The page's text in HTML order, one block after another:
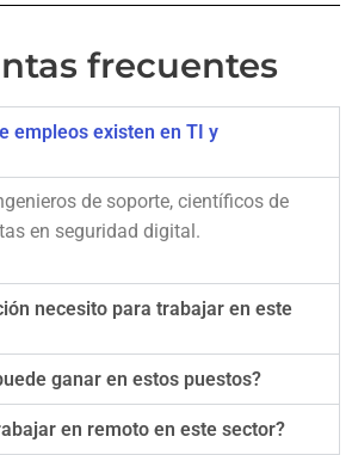
frecuentes
empleos existen en TI y
de soporte, científicos de
en seguridad digital.
necesito para trabajar en este
ganar en estos puestos?
en remoto en este sector?